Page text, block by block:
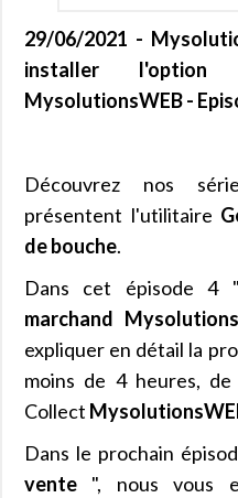
29/06/2021 -
installer
MysolutionsWEB -
Découvrez nos
présentent l'utilitaire
de bouche.
Dans cet épisode 4
marchand
expliquer en détail la
moins de 4 heures,
Collect
Dans le prochain
vente ", nous vous